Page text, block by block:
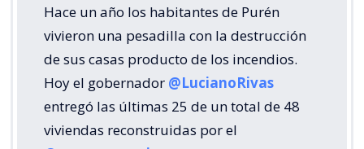
Hace un año los habitantes de Purén
vivieron una pesadilla con la destrucción
de sus casas producto de los incendios.
Hoy el gobernador @LucianoRivas
entregó las últimas 25 de un total de 48
viviendas reconstruidas por el